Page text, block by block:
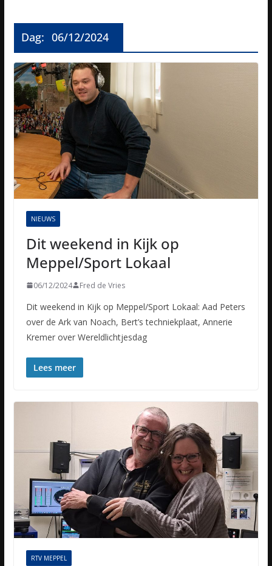
Dag: 06/12/2024
NIEUWS
Dit weekend in Kijk op
Meppel/Sport Lokaal
06/12/2024 Fred de Vries
Dit weekend in Kijk op Meppel/Sport Lokaal: Aad Peters
over de Ark van Noach, Bert’s techniekplaat, Annerie
Kremer over Wereldlichtjesdag
Lees meer
RTV MEPPEL